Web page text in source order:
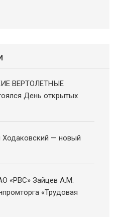
ВЕРТОЛЕТНЫЕ
День открытых
Ходаковский — новый
«РВС» Зайцев А.М.
«Трудовая